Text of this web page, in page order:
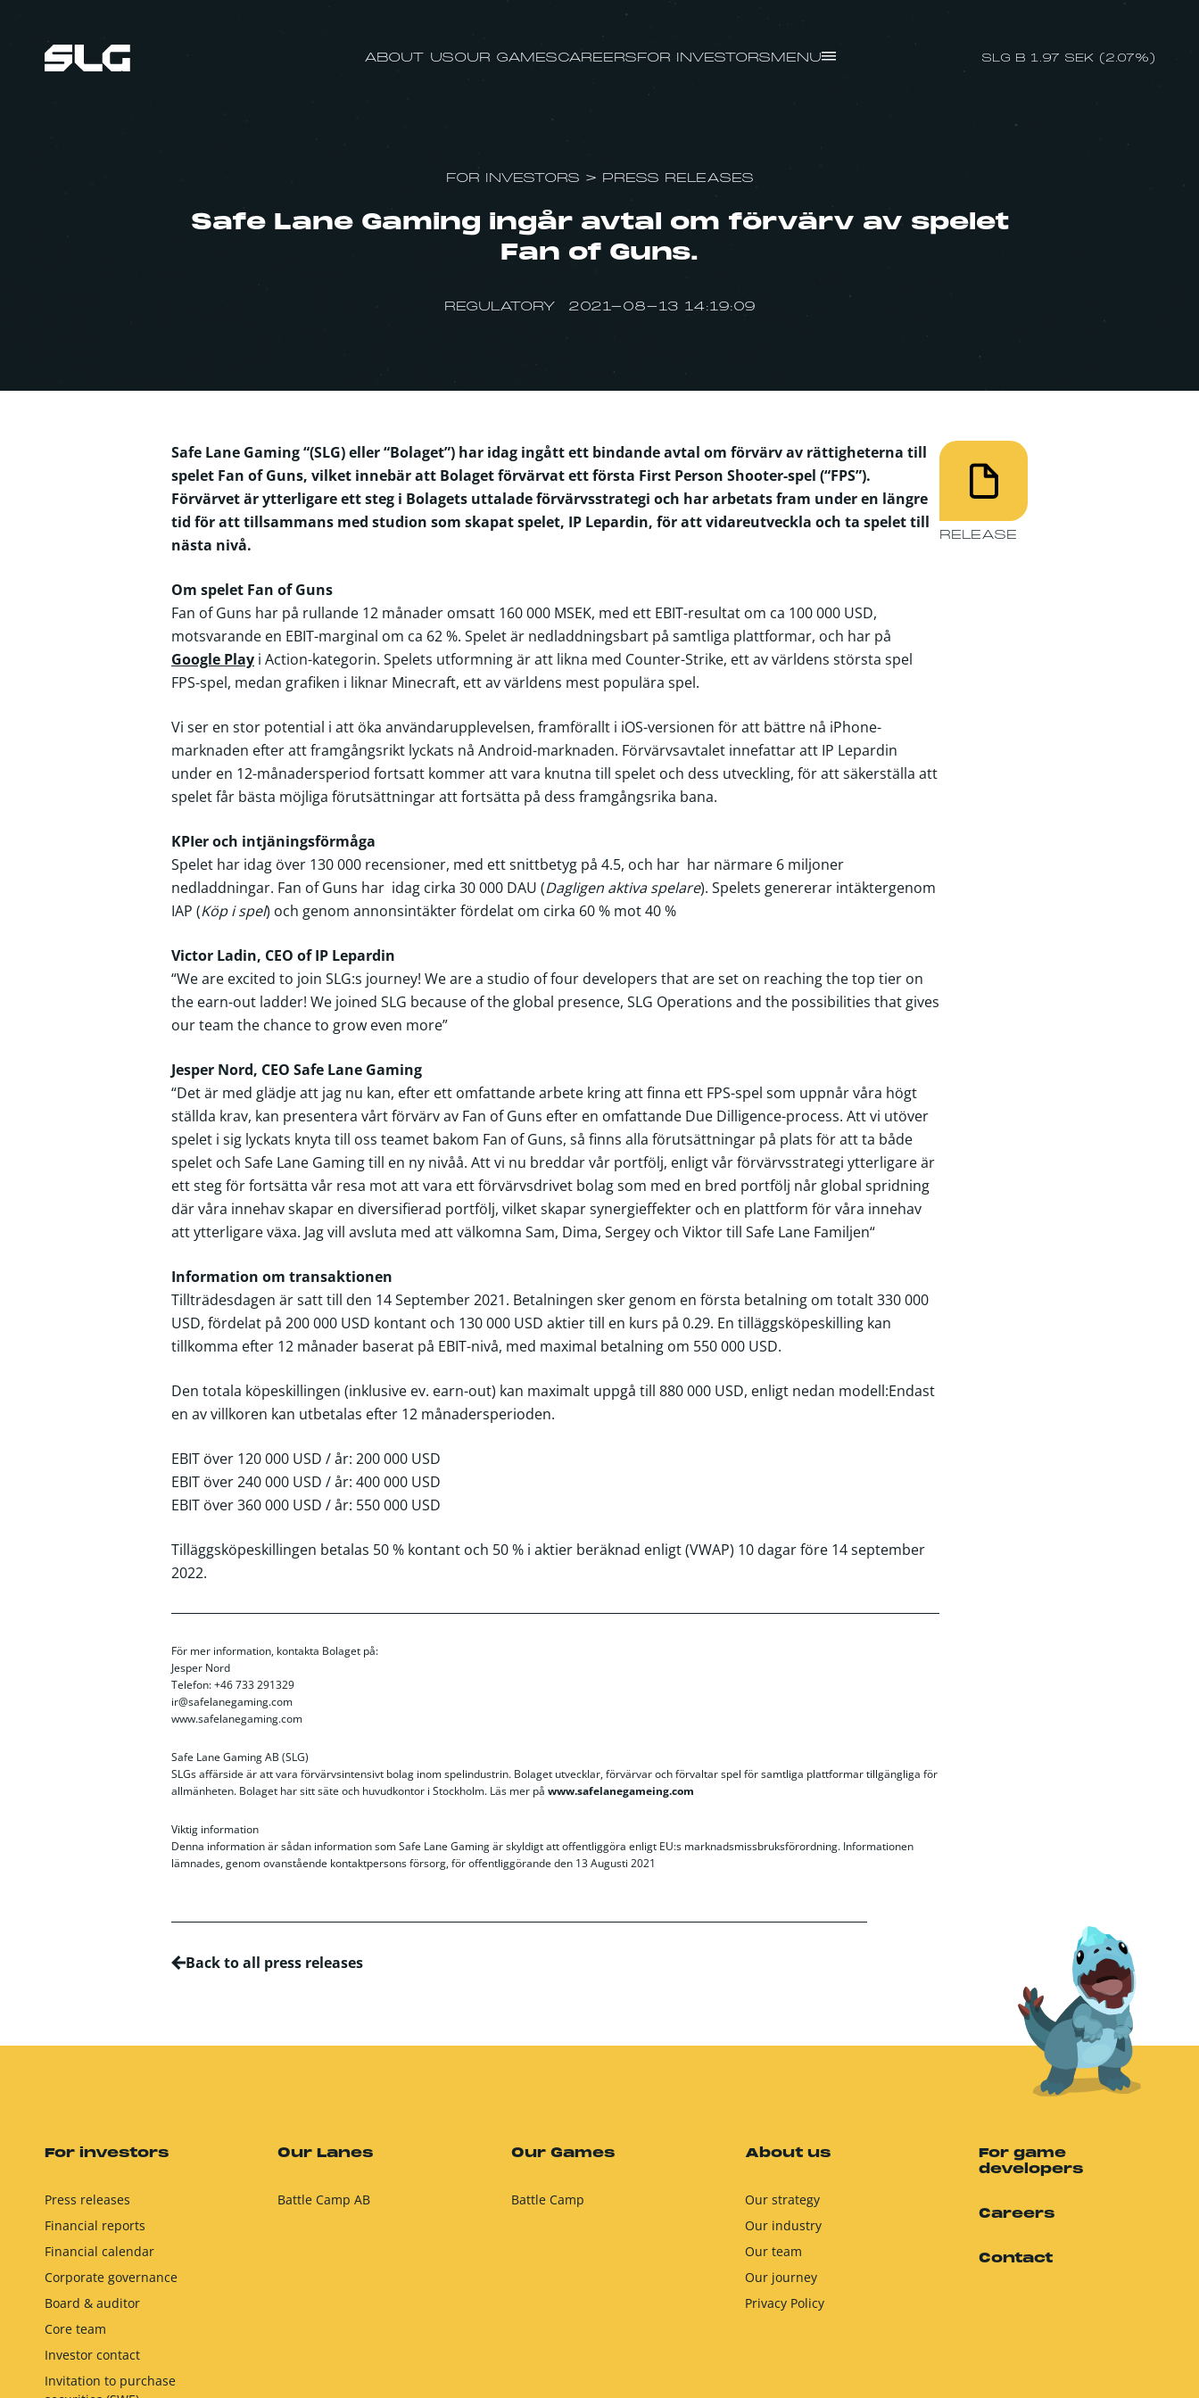
ABOUT USOUR GAMESCAREERSFOR INVESTORSMENU SLG B 1.97 SEK (2.07%)
FOR INVESTORS > PRESS RELEASES
Safe Lane Gaming ingår avtal om förvärv av spelet
Fan of Guns.
REGULATORY 2021-08-13 14:19:09
Safe Lane Gaming “(SLG) eller “Bolaget”) har idag ingått ett bindande avtal om förvärv av rättigheterna till
spelet Fan of Guns, vilket innebär att Bolaget förvärvat ett första First Person Shooter-spel (“FPS”).
Förvärvet är ytterligare ett steg i Bolagets uttalade förvärvsstrategi och har arbetats fram under en längre
tid för att tillsammans med studion som skapat spelet, IP Lepardin, för att vidareutveckla och ta spelet till
nästa nivå.
Om spelet Fan of Guns
Fan of Guns har på rullande 12 månader omsatt 160 000 MSEK, med ett EBIT-resultat om ca 100 000 USD,
motsvarande en EBIT-marginal om ca 62 %. Spelet är nedladdningsbart på samtliga plattformar, och har på
Google Play i Action-kategorin. Spelets utformning är att likna med Counter-Strike, ett av världens största spel
FPS-spel, medan grafiken i liknar Minecraft, ett av världens mest populära spel.
Vi ser en stor potential i att öka användarupplevelsen, framförallt i iOS-versionen för att bättre nå iPhone-
marknaden efter att framgångsrikt lyckats nå Android-marknaden. Förvärvsavtalet innefattar att IP Lepardin
under en 12-månadersperiod fortsatt kommer att vara knutna till spelet och dess utveckling, för att säkerställa att
spelet får bästa möjliga förutsättningar att fortsätta på dess framgångsrika bana.
KPIer och intjäningsförmåga
Spelet har idag över 130 000 recensioner, med ett snittbetyg på 4.5, och har har närmare 6 miljoner
nedladdningar. Fan of Guns har idag cirka 30 000 DAU (Dagligen aktiva spelare). Spelets genererar intäktergenom
IAP (Köp i spel) och genom annonsintäkter fördelat om cirka 60 % mot 40 %
Victor Ladin, CEO of IP Lepardin
“We are excited to join SLG:s journey! We are a studio of four developers that are set on reaching the top tier on
the earn-out ladder! We joined SLG because of the global presence, SLG Operations and the possibilities that gives
our team the chance to grow even more”
Jesper Nord, CEO Safe Lane Gaming
“Det är med glädje att jag nu kan, efter ett omfattande arbete kring att finna ett FPS-spel som uppnår våra högt
ställda krav, kan presentera vårt förvärv av Fan of Guns efter en omfattande Due Dilligence-process. Att vi utöver
spelet i sig lyckats knyta till oss teamet bakom Fan of Guns, så finns alla förutsättningar på plats för att ta både
spelet och Safe Lane Gaming till en ny nivåå. Att vi nu breddar vår portfölj, enligt vår förvärvsstrategi ytterligare är
ett steg för fortsätta vår resa mot att vara ett förvärvsdrivet bolag som med en bred portfölj når global spridning
där våra innehav skapar en diversifierad portfölj, vilket skapar synergieffekter och en plattform för våra innehav
att ytterligare växa. Jag vill avsluta med att välkomna Sam, Dima, Sergey och Viktor till Safe Lane Familjen“
Information om transaktionen
Tillträdesdagen är satt till den 14 September 2021. Betalningen sker genom en första betalning om totalt 330 000
USD, fördelat på 200 000 USD kontant och 130 000 USD aktier till en kurs på 0.29. En tilläggsköpeskilling kan
tillkomma efter 12 månader baserat på EBIT-nivå, med maximal betalning om 550 000 USD.
Den totala köpeskillingen (inklusive ev. earn-out) kan maximalt uppgå till 880 000 USD, enligt nedan modell:Endast
en av villkoren kan utbetalas efter 12 månadersperioden.
EBIT över 120 000 USD / år: 200 000 USD
EBIT över 240 000 USD / år: 400 000 USD
EBIT över 360 000 USD / år: 550 000 USD
Tilläggsköpeskillingen betalas 50 % kontant och 50 % i aktier beräknad enligt (VWAP) 10 dagar före 14 september
2022.
För mer information, kontakta Bolaget på:
Jesper Nord
Telefon: +46 733 291329
ir@safelanegaming.com
www.safelanegaming.com
Safe Lane Gaming AB (SLG)
SLGs affärside är att vara förvärvsintensivt bolag inom spelindustrin. Bolaget utvecklar, förvärvar och förvaltar spel för samtliga plattformar tillgängliga för
allmänheten. Bolaget har sitt säte och huvudkontor i Stockholm. Läs mer på www.safelanegameing.com
Viktig information
Denna information är sådan information som Safe Lane Gaming är skyldigt att offentliggöra enligt EU:s marknadsmissbruksförordning. Informationen
lämnades, genom ovanstående kontaktpersons försorg, för offentliggörande den 13 Augusti 2021
RELEASE
Back to all press releases
For investors
Press releases
Financial reports
Financial calendar
Corporate governance
Board & auditor
Core team
Investor contact
Invitation to purchase
Our Lanes
Battle Camp AB
Our Games
Battle Camp
About us
Our strategy
Our industry
Our team
Our journey
Privacy Policy
For game
developers
Careers
Contact